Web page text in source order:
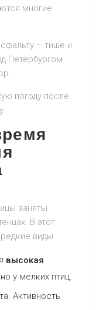
многие
– тише и
Петербургом
погоду после
заняты
В этот
виды.
высокая
у мелких птиц.
Активность